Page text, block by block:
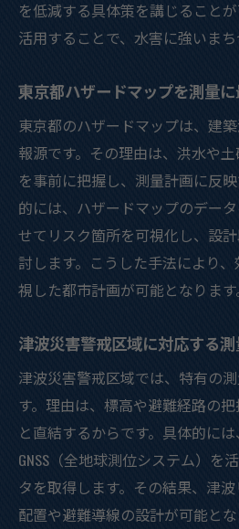
を低減する具体策を講じること
活用することで、水害に強いまち
東京都ハザードマップを測量
東京都のハザードマップは、建
報源です。その理由は、洪水や
を事前に把握し、測量計画に反
的には、ハザードマップのデー
せてリスク箇所を可視化し、設
討します。こうした手法により
視した都市計画が可能となります
津波災害警戒区域に対応する
津波災害警戒区域では、特有の
す。理由は、標高や避難経路の
と直結するからです。具体的に
GNSS（全地球測位システム）を
タを取得します。その結果、津
配置や避難導線の設計が可能と